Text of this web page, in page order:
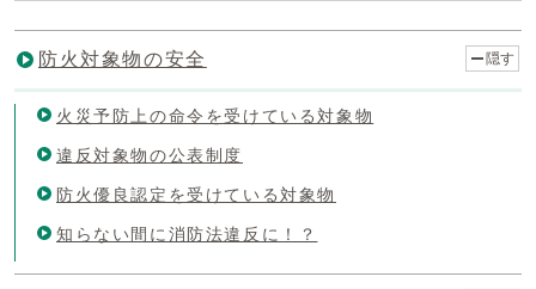
防火対象物の安全 隠す
火災予防上の命令を受けている対象物
違反対象物の公表制度
防火優良認定を受けている対象物
知らない間に消防法違反に！？